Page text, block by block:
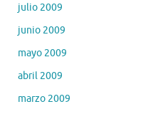
julio 2009
junio 2009
mayo 2009
abril 2009
marzo 2009